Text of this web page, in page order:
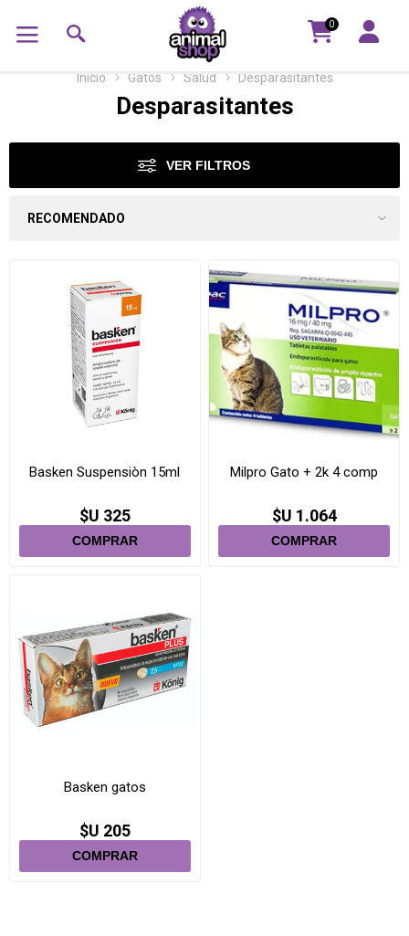
0
Inicio Gatos Salud Desparasitantes
Desparasitantes
VER FILTROS
Basken Suspensiòn 15ml
$U 325
Milpro Gato + 2k 4 comp
$U 1.064
Basken gatos
$U 205